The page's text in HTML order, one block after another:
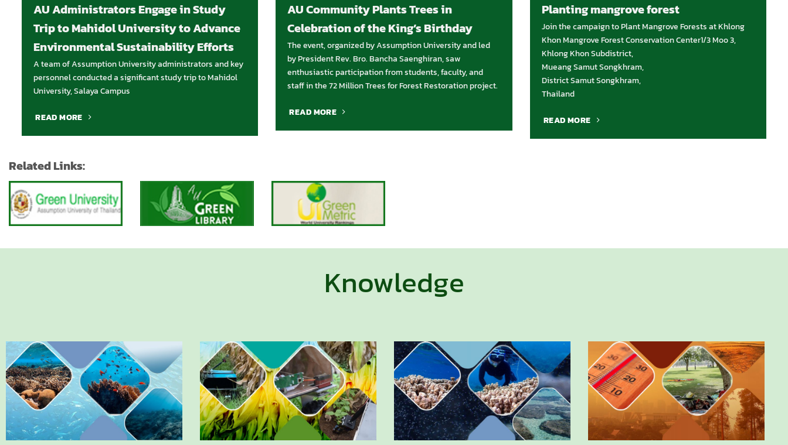
AU Administrators Engage in Study
Trip to Mahidol University to Advance
Environmental Sustainability Efforts
A team of Assumption University administrators and key
personnel conducted a significant study trip to Mahidol
University, Salaya Campus
READ MORE
AU Community Plants Trees in
Celebration of the King’s Birthday
The event, organized by Assumption University and led
by President Rev. Bro. Bancha Saenghiran, saw
enthusiastic participation from students, faculty, and
staff in the 72 Million Trees for Forest Restoration project.
READ MORE
Planting mangrove forest
Join the campaign to Plant Mangrove Forests at Khlong
Khon Mangrove Forest Conservation Center1/3 Moo 3,
Khlong Khon Subdistrict,
Mueang Samut Songkhram,
District Samut Songkhram,
Thailand
READ MORE
Related Links:
Knowledge